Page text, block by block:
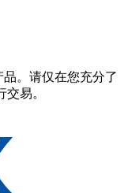
。请仅在您充分了
交易。